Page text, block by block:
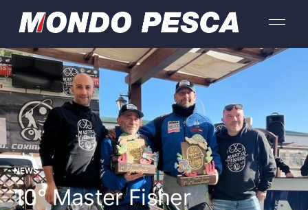
NEWS
10° Master Fisher